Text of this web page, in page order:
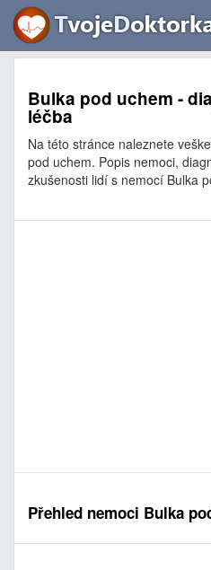
Bulka pod uchem -
léčba
Na této stránce naleznete
pod uchem. Popis nemoci,
zkušenosti lidí s nemocí Bulka
Přehled nemoci Bulka